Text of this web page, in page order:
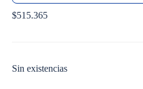
$515.365
Sin existencias